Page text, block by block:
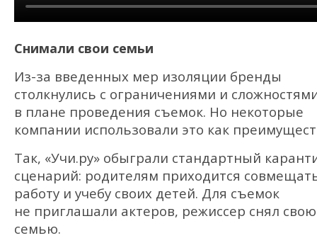
Снимали свои семьи
Из-за введенных мер изоляции бренды
столкнулись с ограничениями и
в плане проведения съемок. Но некоторые
компании использовали это как
Так, «Учи.ру» обыграли стандартный
сценарий: родителям приходится
работу и учебу своих детей. Для съемок
не приглашали актеров, режиссер снял свою
семью.